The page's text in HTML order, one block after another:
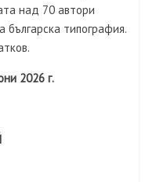
над 70 автори
типография.
2026 г.